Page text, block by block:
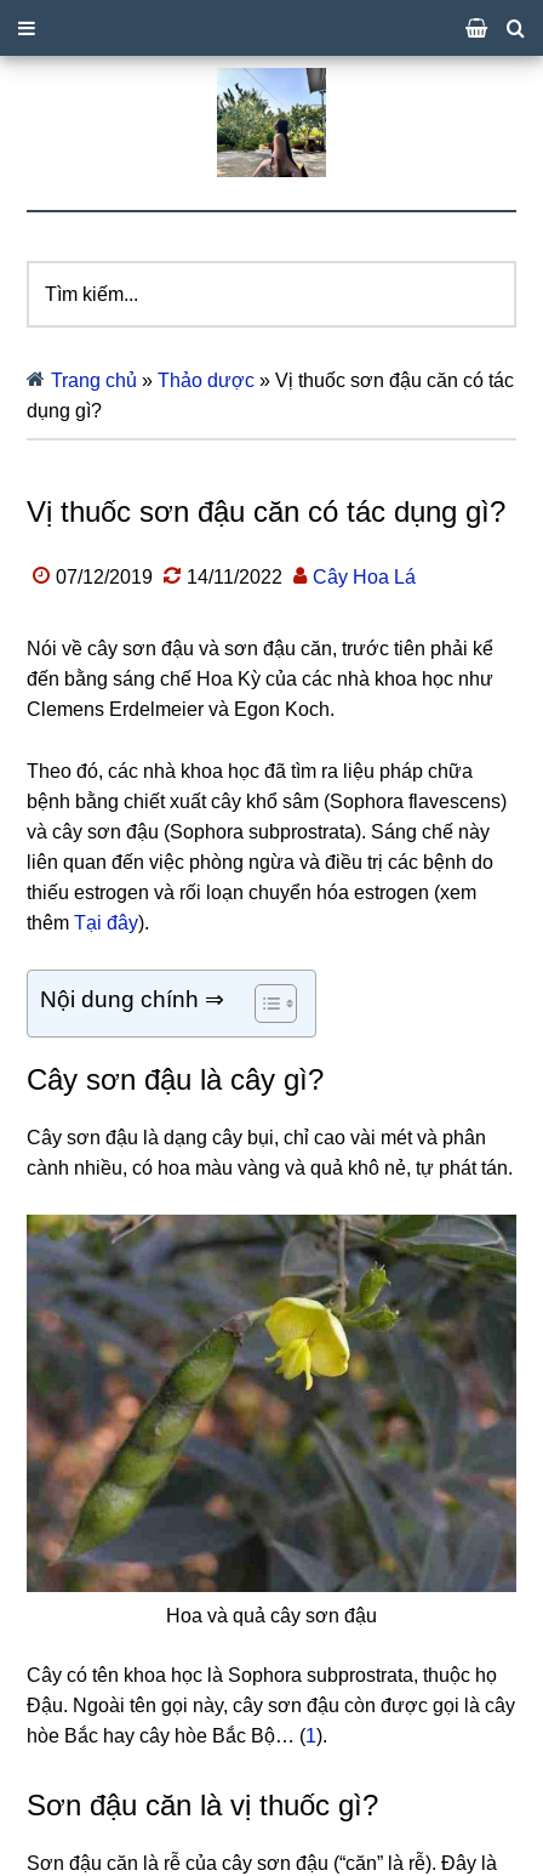
kiếm...
Trang chủ »Thảo dược »Vị thuốc sơn đậu căn có tác
dụng gì?
Vị thuốc sơn đậu căn có tác dụng gì?
07/12/2019 14/11/2022 Cây Hoa Lá
Nói về cây sơn đậu và sơn đậu căn, trước tiên phải kể
đến bằng sáng chế Hoa Kỳ của các nhà khoa học như
Clemens Erdelmeier và Egon Koch.
Theo đó, các nhà khoa học đã tìm ra liệu pháp chữa
bệnh bằng chiết xuất cây khổ sâm (Sophora flavescens)
và cây sơn đậu (Sophora subprostrata). Sáng chế này
liên quan đến việc phòng ngừa và điều trị các bệnh do
thiếu estrogen và rối loạn chuyển hóa estrogen (xem
thêmTại đây).
Nội dung chính ⇒
Cây sơn đậu là cây gì?
Cây sơn đậu là dạng cây bụi, chỉ cao vài mét và phân
cành nhiều, có hoa màu vàng và quả khô nẻ, tự phát tán.
Hoa và quả cây sơn đậu
Cây có tên khoa học là Sophora subprostrata, thuộc họ
Đậu. Ngoài tên gọi này, cây sơn đậu còn được gọi là cây
hòe Bắc hay cây hòe Bắc Bộ… (1).
Sơn đậu căn là vị thuốc gì?
Sơn đậu căn là rễ của cây sơn đậu (“căn” là rễ). Đây là